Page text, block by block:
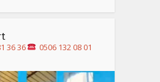
36 36 0506 132 08 01